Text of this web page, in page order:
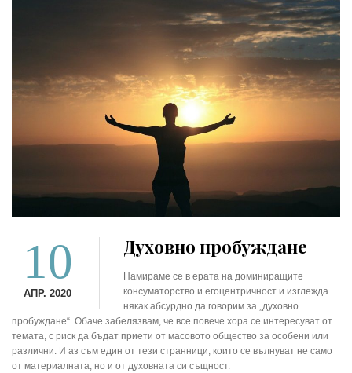
10
АПР. 2020
Духовно пробуждане
Намираме се в ерата на доминиращите
консуматорство и егоцентричност и изглежда
някак абсурдно да говорим за „духовно
пробуждане“. Обаче забелязвам, че все повече хора се интересуват от
темата, с риск да бъдат приети от масовото общество за особени или
различни. И аз съм един от тези странници, които се вълнуват не само
от материалната, но и от духовната си същност.